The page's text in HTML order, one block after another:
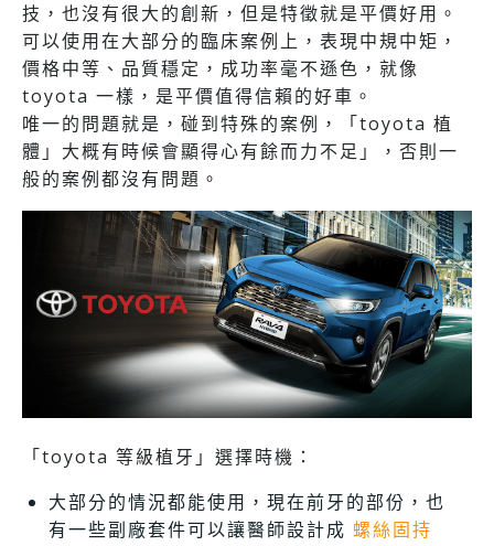
技，也沒有很大的創新，但是特徵就是平價好用。
可以使用在大部分的臨床案例上，表現中規中矩，
價格中等、品質穩定，成功率毫不遜色，就像
toyota 一樣，是平價值得信賴的好車。
唯一的問題就是，碰到特殊的案例，「toyota 植
體」大概有時候會顯得心有餘而力不足」，否則一
般的案例都沒有問題。
「toyota 等級植牙」選擇時機：
大部分的情況都能使用，現在前牙的部份，也
有一些副廠套件可以讓醫師設計成 螺絲固持